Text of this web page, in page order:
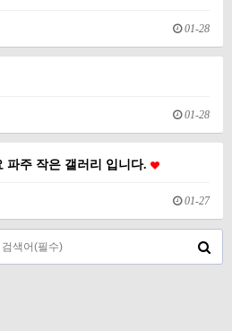
01-28
01-28
파주 작은 갤러리 입니다.
01-27